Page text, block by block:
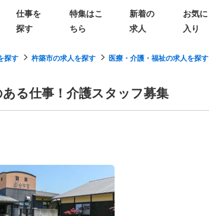
仕事を
探す
特集はこ
ちら
新着の
求人
お気に
入り
探す 杵築市の求人を探す 医療・介護・福祉の求人を探す
る仕事！介護スタッフ募集